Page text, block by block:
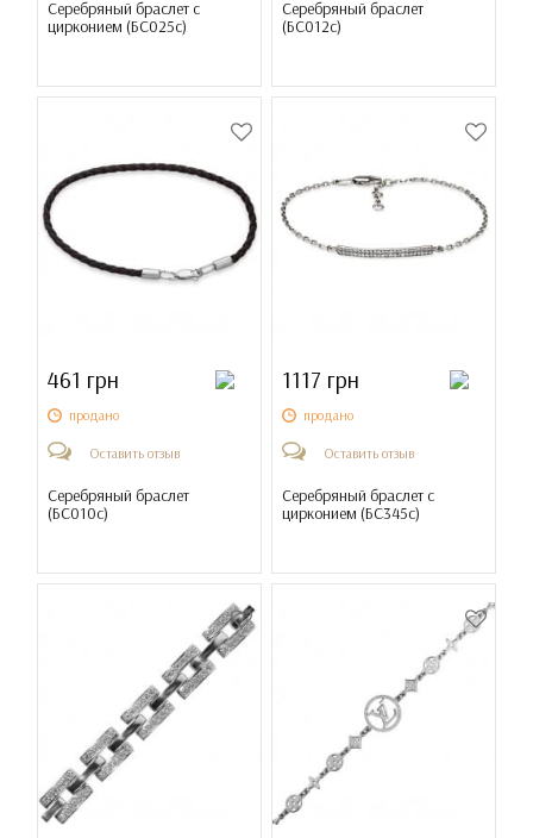
Серебряный браслет с
цирконием (БС025с)
Серебряный браслет
(БС012с)
461 грн
продано
Оставить отзыв
Серебряный браслет
(БС010с)
1117 грн
продано
Оставить отзыв
Серебряный браслет с
цирконием (БС345с)